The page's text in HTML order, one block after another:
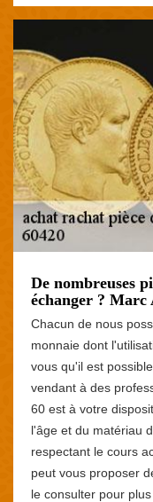
De nombreuses
échanger ?
Chacun de nous
monnaie dont
vous qu'il est
vendant à des
60 est à votre
l'âge et du matériau
respectant le cours
peut vous proposer
le consulter pour plus